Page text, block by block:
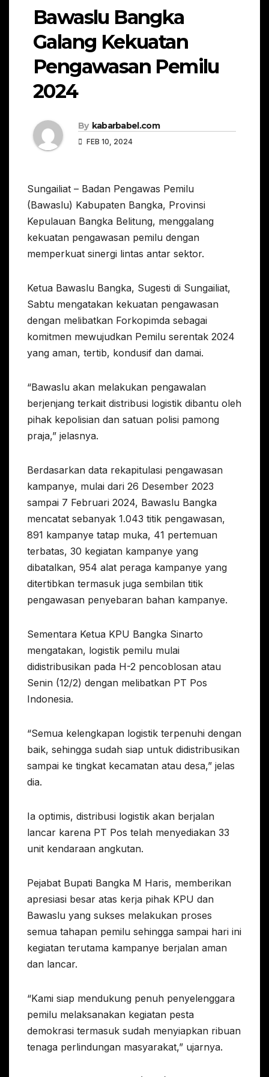
Bawaslu Bangka
Galang Kekuatan
Pengawasan Pemilu
2024
By kabarbabel.com
FEB 10, 2024
Sungailiat – Badan Pengawas Pemilu
(Bawaslu) Kabupaten Bangka, Provinsi
Kepulauan Bangka Belitung, menggalang
kekuatan pengawasan pemilu dengan
memperkuat sinergi lintas antar sektor.
Ketua Bawaslu Bangka, Sugesti di Sungailiat,
Sabtu mengatakan kekuatan pengawasan
dengan melibatkan Forkopimda sebagai
komitmen mewujudkan Pemilu serentak 2024
yang aman, tertib, kondusif dan damai.
“Bawaslu akan melakukan pengawalan
berjenjang terkait distribusi logistik dibantu oleh
pihak kepolisian dan satuan polisi pamong
praja,” jelasnya.
Berdasarkan data rekapitulasi pengawasan
kampanye, mulai dari 26 Desember 2023
sampai 7 Februari 2024, Bawaslu Bangka
mencatat sebanyak 1.043 titik pengawasan,
891 kampanye tatap muka, 41 pertemuan
terbatas, 30 kegiatan kampanye yang
dibatalkan, 954 alat peraga kampanye yang
ditertibkan termasuk juga sembilan titik
pengawasan penyebaran bahan kampanye.
Sementara Ketua KPU Bangka Sinarto
mengatakan, logistik pemilu mulai
didistribusikan pada H-2 pencoblosan atau
Senin (12/2) dengan melibatkan PT Pos
Indonesia.
“Semua kelengkapan logistik terpenuhi dengan
baik, sehingga sudah siap untuk didistribusikan
sampai ke tingkat kecamatan atau desa,” jelas
dia.
Ia optimis, distribusi logistik akan berjalan
lancar karena PT Pos telah menyediakan 33
unit kendaraan angkutan.
Pejabat Bupati Bangka M Haris, memberikan
apresiasi besar atas kerja pihak KPU dan
Bawaslu yang sukses melakukan proses
semua tahapan pemilu sehingga sampai hari ini
kegiatan terutama kampanye berjalan aman
dan lancar.
“Kami siap mendukung penuh penyelenggara
pemilu melaksanakan kegiatan pesta
demokrasi termasuk sudah menyiapkan ribuan
tenaga perlindungan masyarakat,” ujarnya.